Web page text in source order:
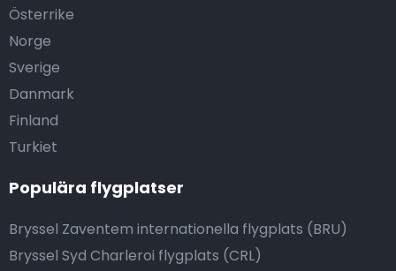
Österrike
Norge
Sverige
Danmark
Finland
Turkiet
Populära flygplatser
Bryssel Zaventem internationella flygplats (BRU)
Bryssel Syd Charleroi flygplats (CRL)